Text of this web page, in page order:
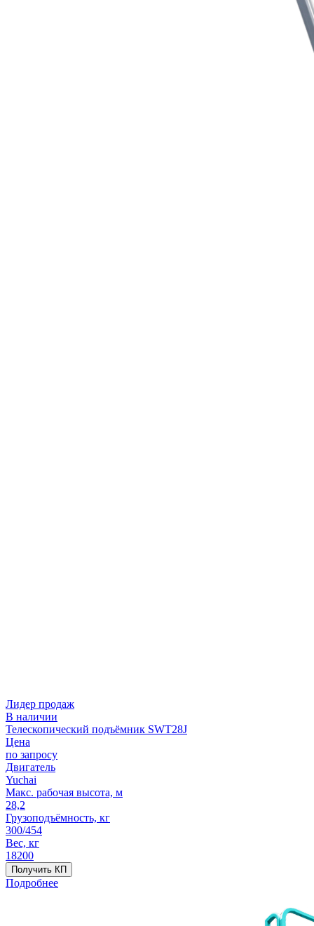
Лидер продаж
В наличии
Телескопический подъёмник SWT28J
Цена
по запросу
Двигатель
Yuchai
Макс. рабочая высота, м
28,2
Грузоподъёмность, кг
300/454
Вес, кг
18200
Получить КП
Подробнее